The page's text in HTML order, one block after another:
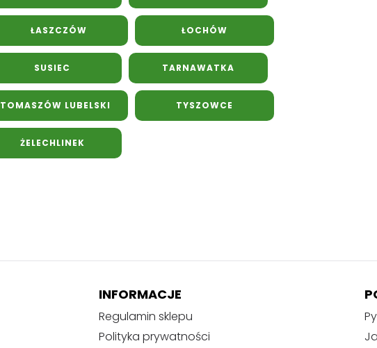
ŁASZCZÓW ŁOCHÓW
SUSIEC TARNAWATKA
TOMASZÓW LUBELSKI TYSZOWCE
ŻELECHLINEK
INFORMACJE
Regulamin sklepu
Polityka prywatności